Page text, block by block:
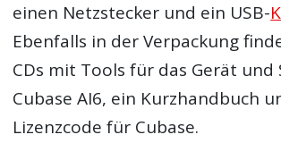
einen Netzstecker und ein USB-
Ebenfalls in der Verpackung
CDs mit Tools für das Gerät und
Cubase AI6, ein Kurzhandbuch
Lizenzcode für Cubase.